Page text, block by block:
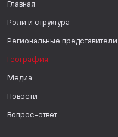
Главная
Роли и структура
Региональные представители
География
Медиа
Новости
Вопрос-ответ